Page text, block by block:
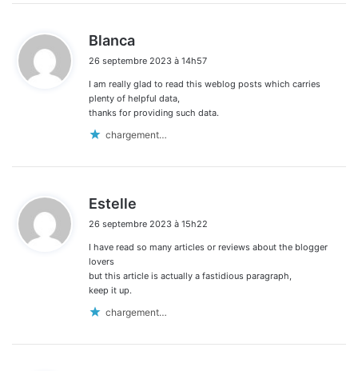
Blanca
t
:
26 septembre 2023 à 14h57
I am really glad to read this weblog posts which carries
plenty of helpful data,
thanks for providing such data.
chargement…
Estelle
t
26 septembre 2023 à 15h22
I have read so many articles or reviews about the blogger
lovers
but this article is actually a fastidious paragraph,
keep it up.
chargement…